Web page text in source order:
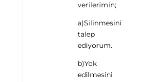
verilerimin;
a)Silinmesini
talep
ediyorum.
b)Yok
edilmesini